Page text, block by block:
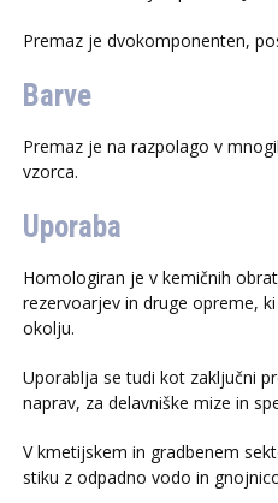
Premaz je dvokomponenten,
Barve
Premaz je na razpolago v
vzorca.
Uporaba
Homologiran je v kemičnih
rezervoarjev in druge opreme,
okolju.
Uporablja se tudi kot zaključni
naprav, za delavniške mize in
V kmetijskem in gradbenem
stiku z odpadno vodo in